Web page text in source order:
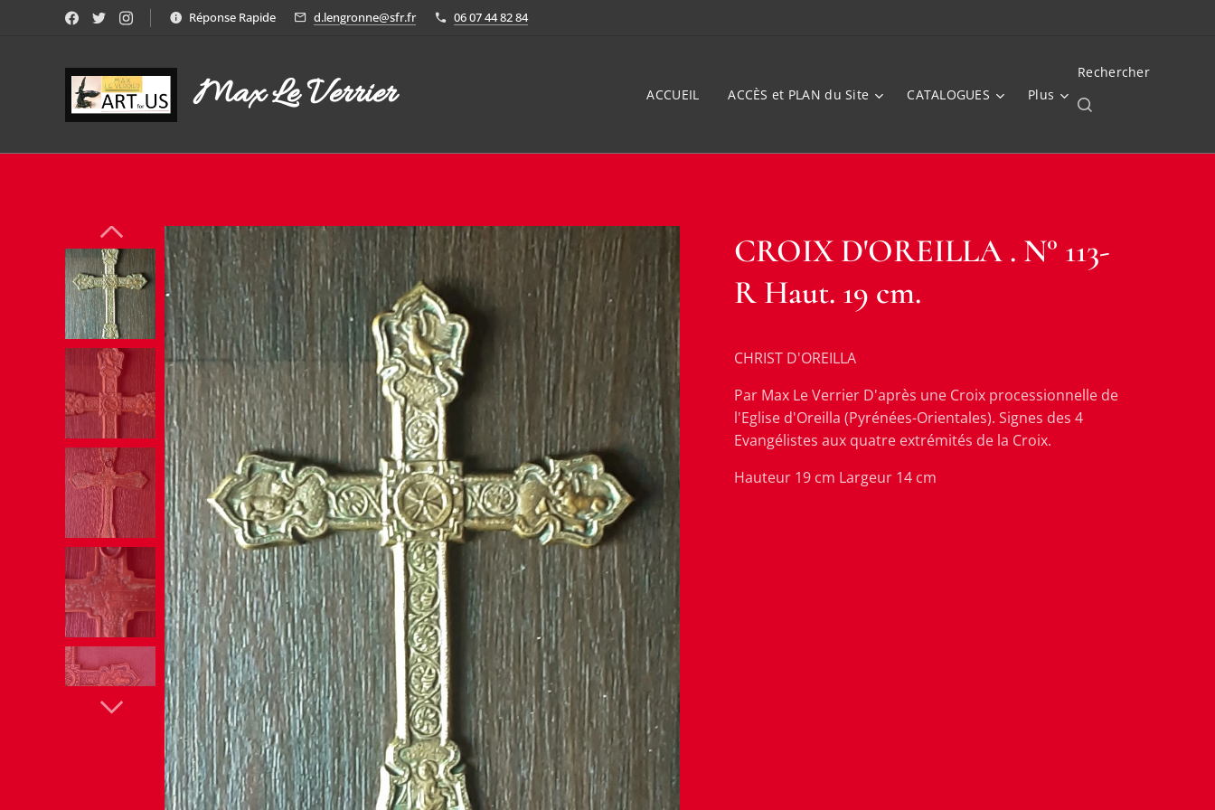
Réponse Rapide d.lengronne@sfr.fr 06 07 44 82 84
Max Le Verrier ACCUEIL ACCÈS et PLAN du Site CATALOGUES Plus
Rechercher
CROIX D'OREILLA . N° 113-
R Haut. 19 cm.
CHRIST D'OREILLA
Par Max Le Verrier D'après une Croix processionnelle de
l'Eglise d'Oreilla (Pyrénées-Orientales). Signes des 4
Evangélistes aux quatre extrémités de la Croix.
Hauteur 19 cm Largeur 14 cm